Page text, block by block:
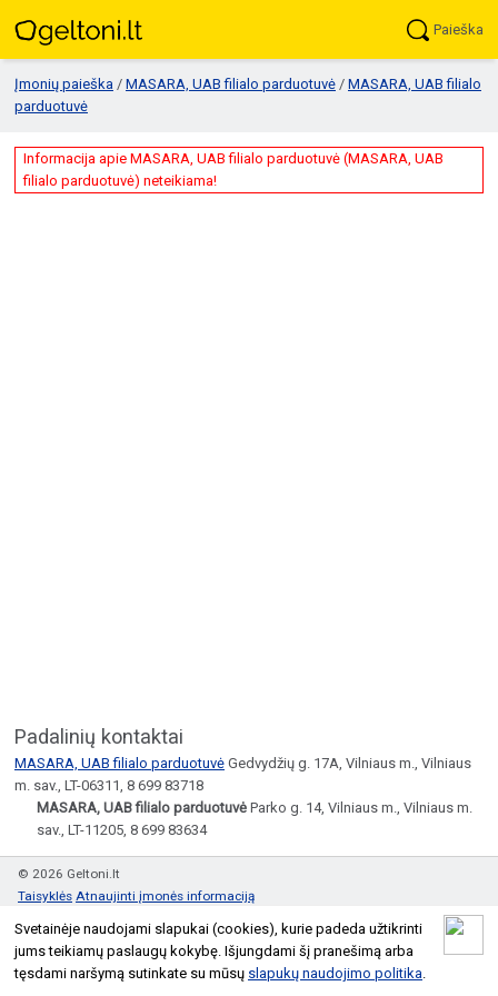
Svetainėje naudojami slapukai (cookies), kurie padeda užtikrinti
jums teikiamų paslaugų kokybę. Išjungdami šį pranešimą arba
tęsdami naršymą sutinkate su mūsų slapukų naudojimo politika
Paieška
Įmonių paieška / MASARA, UAB filialo parduotuvė / MASARA, UAB filialo
parduotuvė
Informacija apie MASARA, UAB filialo parduotuvė (MASARA, UAB
filialo parduotuvė) neteikiama!
Padalinių kontaktai
MASARA, UAB filialo parduotuvė Gedvydžių g. 17A, Vilniaus m., Vilniaus
m. sav., LT-06311, 8 699 83718
MASARA, UAB filialo parduotuvė Parko g. 14, Vilniaus m., Vilniaus m.
sav., LT-11205, 8 699 83634
© 2026 Geltoni.lt
Taisyklės Atnaujinti įmonės informaciją